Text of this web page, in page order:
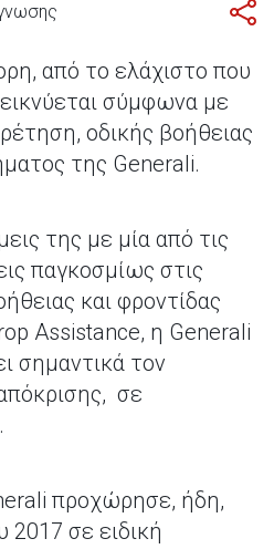
από το ελάχιστο που
σύμφωνα με
οδικής βοήθειας
της Generali.
της με μία από τις
παγκοσμίως στις
και φροντίδας
Assistance, η Generali
σημαντικά τον
σε
προχώρησε, ήδη,
σε ειδική